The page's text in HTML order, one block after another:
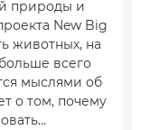
природы и
New Big
животных, на
всего
мыслями об
о том, почему